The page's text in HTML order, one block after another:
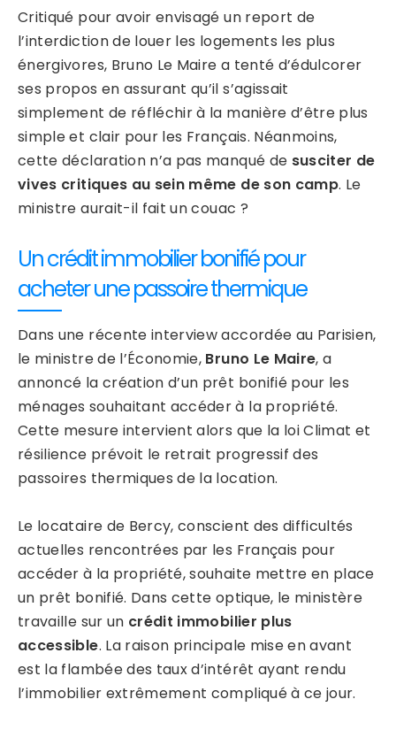
Critiqué pour avoir envisagé un report de
l’interdiction de louer les logements les plus
énergivores, Bruno Le Maire a tenté d’édulcorer
ses propos en assurant qu’il s’agissait
simplement de réfléchir à la manière d’être plus
simple et clair pour les Français. Néanmoins,
cette déclaration n’a pas manqué de susciter de
vives critiques au sein même de son camp. Le
ministre aurait-il fait un couac ?
Un crédit immobilier bonifié pour
acheter une passoire thermique
Dans une récente interview accordée au Parisien,
le ministre de l’Économie, Bruno Le Maire, a
annoncé la création d’un prêt bonifié pour les
ménages souhaitant accéder à la propriété.
Cette mesure intervient alors que la loi Climat et
résilience prévoit le retrait progressif des
passoires thermiques de la location.
Le locataire de Bercy, conscient des difficultés
actuelles rencontrées par les Français pour
accéder à la propriété, souhaite mettre en place
un prêt bonifié. Dans cette optique, le ministère
travaille sur un crédit immobilier plus
accessible. La raison principale mise en avant
est la flambée des taux d’intérêt ayant rendu
l’immobilier extrêmement compliqué à ce jour.